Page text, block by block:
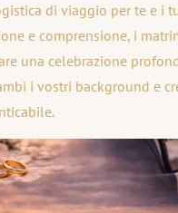
di viaggio per te e i
e comprensione, i
una celebrazione
i vostri background e